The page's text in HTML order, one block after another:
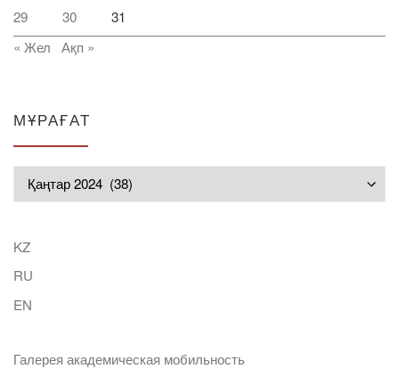
29 30
31
« Жел
Ақп »
МҰРАҒАТ
KZ
RU
EN
Галерея академическая мобильность